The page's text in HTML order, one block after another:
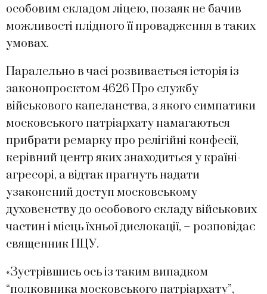
особовим складом ліцею, позаяк не бачив
можливості плідного її провадження в таких
умовах.
Паралельно в часі розвивається історія із
законопроєктом 4626 Про службу
військового капеланства, з якого симпатики
московського патріархату намагаються
прибрати ремарку про релігійні конфесії,
керівний центр яких знаходиться у країні-
агресорі, а відтак прагнуть надати
узаконений доступ московському
духовенству до особового складу військових
частин і місць їхньої дислокації, – розповідає
священник ПЦУ.
«Зустрівшись ось із таким випадком
“полковника московського патріархату”,